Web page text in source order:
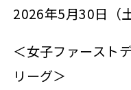
2026年5月30日（
＜女子ファースト
リーグ＞